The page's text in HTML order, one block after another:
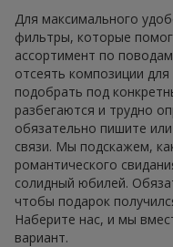
Для максимального
фильтры, которые
ассортимент по
отсеять композиции
подобрать под
разбегаются и трудно
обязательно пишите
связи. Мы подскажем,
романтического
солидный юбилей.
чтобы подарок
Наберите нас, и мы
вариант.